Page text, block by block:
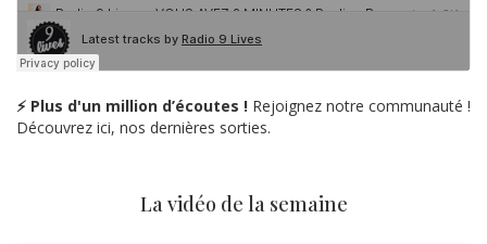
⚡ Plus d'un million d’écoutes ! Rejoignez notre communauté !
Découvrez ici, nos dernières sorties.
La vidéo de la semaine